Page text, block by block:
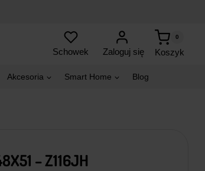
Schowek Zaloguj się Koszyk
0
Akcesoria Smart Home Blog
– Z116JH